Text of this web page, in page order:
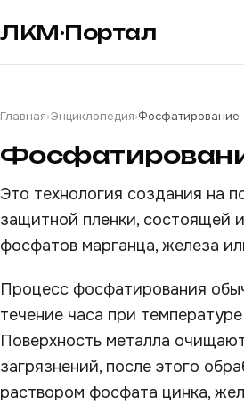
ЛКМ·Портал
Главная›Энциклопедия›Фосфатирование
Это технология создания на
защитной пленки, состоящей
фосфатов марганца, железа
Процесс фосфатирования
течение часа при
Поверхность металла
загрязнений, после этого
раствором фосфата цинка,